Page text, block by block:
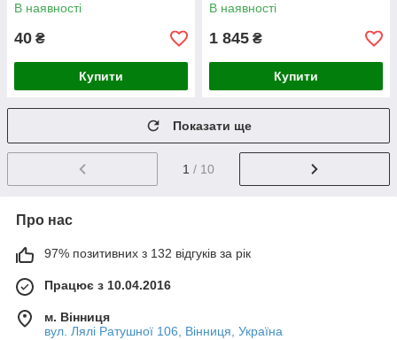
В наявності
40 ₴
Купити
В наявності
1 845 ₴
Купити
Показати ще
1 / 10
Про нас
97% позитивних з 132 відгуків за рік
Працює з 10.04.2016
м. Вінниця
вул. Лялі Ратушної 106, Вінниця, Україна